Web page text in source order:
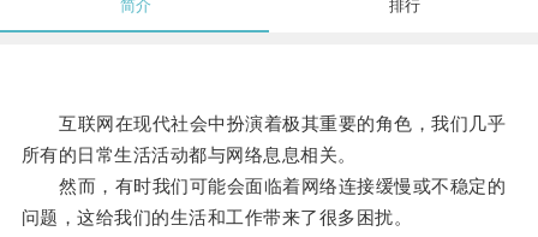
简介 排行
互联网在现代社会中扮演着极其重要的角色，我们几乎
所有的日常生活活动都与网络息息相关。
然而，有时我们可能会面临着网络连接缓慢或不稳定的
问题，这给我们的生活和工作带来了很多困扰。